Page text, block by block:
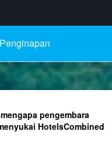
pengembara
HotelsCombined